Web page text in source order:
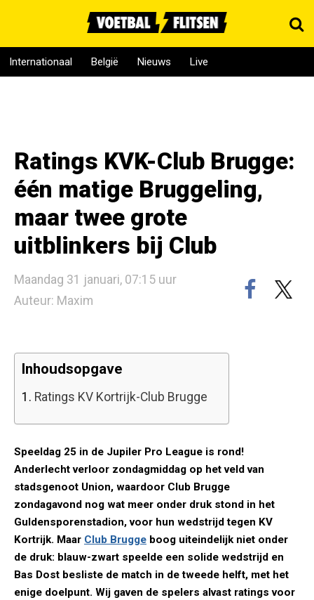
Internationaal België Nieuws Live
Ratings KVK-Club Brugge:
één matige Bruggeling,
maar twee grote
uitblinkers bij Club
Maandag 31 januari, 07:15 uur
Auteur: Maxim
Inhoudsopgave
1. Ratings KV Kortrijk-Club Brugge
Speeldag 25 in de Jupiler Pro League is rond!
Anderlecht verloor zondagmiddag op het veld van
stadsgenoot Union, waardoor Club Brugge
zondagavond nog wat meer onder druk stond in het
Guldensporenstadion, voor hun wedstrijd tegen KV
Kortrijk. Maar Club Brugge boog uiteindelijk niet onder
de druk: blauw-zwart speelde een solide wedstrijd en
Bas Dost besliste de match in de tweede helft, met het
enige doelpunt. Wij gaven de spelers alvast ratings voor